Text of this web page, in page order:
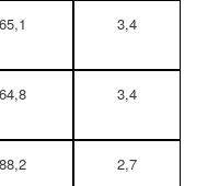
3,4
3,4
2,7